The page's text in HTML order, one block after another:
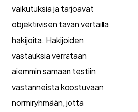
vaikutuksia ja tarjoavat
objektiivisen tavan vertailla
hakijoita. Hakijoiden
vastauksia verrataan
aiemmin samaan testiin
vastanneista koostuvaan
normiryhmään, jotta